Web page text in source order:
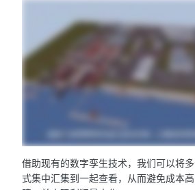
借助现有的数字孪生技术，我们可以将
式集中汇集到一起查看，从而避免成本